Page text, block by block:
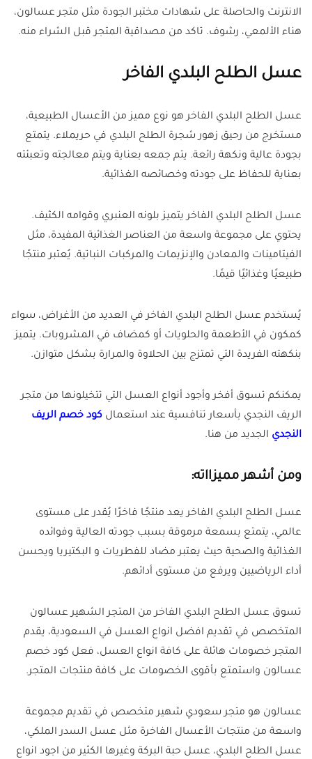
الانترنت والحاصلة على شهادات مختبر الجودة مثل متجر عسالون،
هناء الألمعي، رشوف. تاكد من مصداقية المتجر قبل الشراء منه.
عسل الطلح البلدي الفاخر
عسل الطلح البلدي الفاخر هو نوع مميز من الأعسال الطبيعية،
مستخرج من رحيق زهور شجرة الطلح البلدي في حريملاء. يتمتع
بجودة عالية ونكهة رائعة. يتم جمعه بعناية ويتم معالجته وتعبئته
بعناية للحفاظ على جودته وخصائصه الغذائية.
عسل الطلح البلدي الفاخر يتميز بلونه العنبري وقوامه الكثيف.
يحتوي على مجموعة واسعة من العناصر الغذائية المفيدة، مثل
الفيتامينات والمعادن والإنزيمات والمركبات النباتية. يُعتبر منتجًا
طبيعيًا وغذائيًا قيمًا.
يُستخدم عسل الطلح البلدي الفاخر في العديد من الأغراض، سواء
كمكون في الأطعمة والحلويات أو كمضاف في المشروبات. يتميز
بنكهته الفريدة التي تمتزج بين الحلاوة والمرارة بشكل متوازن.
يمكنكم تسوق أفخر وأجود أنواع العسل التي تتخيلونها من متجر
الريف النجدي بأسعار تنافسية عند استعمال كود خصم الريف
النجدي الجديد من هنا.
ومن أشهر مميزااته:
عسل الطلح البلدي الفاخر يعد منتجًا فاخرًا يُقدر على مستوى
عالمي، يتمتع بسمعة مرموقة بسبب جودته العالية وفوائده
الغذائية والصحية حيث يعتبر مضاد للفطريات و البكتيريا ويحسن
أداء الرياضيين ويرفع من مستوى أدائهم.
تسوق عسل الطلح البلدي الفاخر من المتجر الشهير عسالون
المتخصص في تقديم افضل انواع العسل في السعودية، يقدم
المتجر خصومات هائلة على كافة انواع العسل، فعل كود خصم
عسالون واستمتع بأقوى الخصومات على كافة منتجات المتجر.
عسالون هو متجر سعودي شهير متخصص في تقديم مجموعة
واسعة من منتجات الأعسال الفاخرة مثل عسل السدر الملكي،
عسل الطلح البلدي، عسل حبة البركة وغيرها الكثير من اجود انواع